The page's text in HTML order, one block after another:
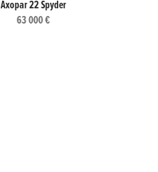
Axopar 22 Spyder
63 000 €